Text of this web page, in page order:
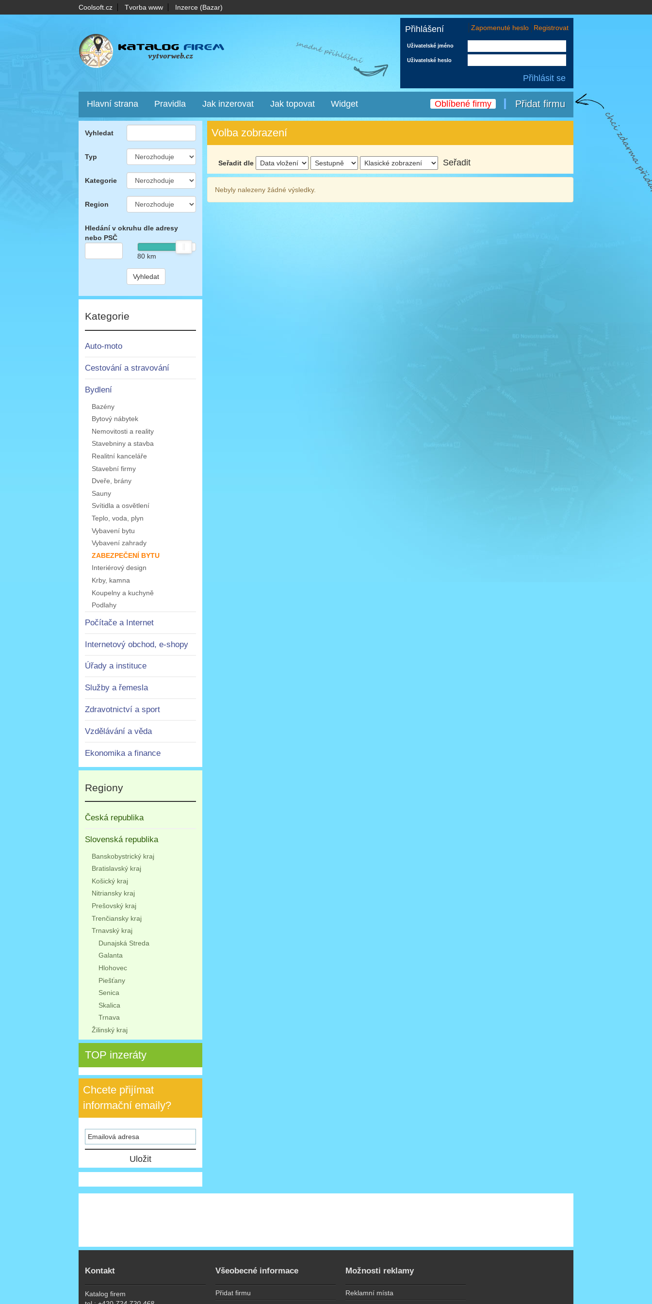
Coolsoft.cz Tvorba www Inzerce (Bazar)
Přihlášení Registrovat
Zapomenuté heslo
Uživatelské jméno
Uživatelské heslo
Přidat firmu
Hlavní strana Pravidla Jak inzerovat Jak topovat Widget Oblíbené firmy
Vyhledat
Typ
Kategorie
Region
Hledání v okruhu dle adresy
nebo PSČ
80km
Vyhledat
Kategorie
Auto-moto
Cestování a stravování
Bydlení
Bazény
Bytový nábytek
Nemovitosti a reality
Stavebniny a stavba
Realitní kanceláře
Stavební firmy
Dveře, brány
Sauny
Svítidla a osvětlení
Teplo, voda, plyn
Vybavení bytu
Vybavení zahrady
ZABEZPEČENÍ BYTU
Interiérový design
Krby, kamna
Koupelny a kuchyně
Podlahy
Počítače a Internet
Internetový obchod, e-shopy
Úřady a instituce
Služby a řemesla
Zdravotnictví a sport
Vzdělávání a věda
Ekonomika a finance
Regiony
Česká republika
Slovenská republika
Banskobystrický kraj
Bratislavský kraj
Košický kraj
Nitriansky kraj
Prešovský kraj
Trenčiansky kraj
Trnavský kraj
Dunajská Streda
Galanta
Hlohovec
Piešťany
Senica
Skalica
Trnava
Žilinský kraj
TOP inzeráty
Chcete přijímat
informační emaily?
Volba zobrazení
Seřadit dle
Nebyly nalezeny žádné výsledky.
Kontakt
Katalog firem
Všeobecné informace
Přidat firmu
Možnosti reklamy
Reklamní místa